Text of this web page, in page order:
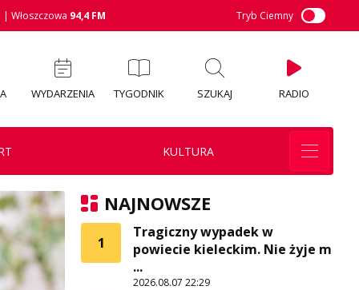
| Włoszczowa 94,4 FM Tryb Ciemny
WYDARZENIA TYGODNIK SZUKAJ RADIO
KULTURA
NAJNOWSZE
1
Tragiczny wypadek w
powiecie kieleckim. Nie żyje m
...
2026.08.07 22:29